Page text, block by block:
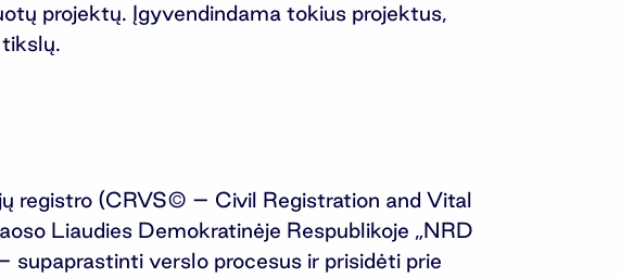
projektų. Įgyvendindama tokius projektus,
registro (CRVS© – Civil Registration and Vital
Liaudies Demokratinėje Respublikoje „NRD
supaprastinti verslo procesus ir prisidėti prie